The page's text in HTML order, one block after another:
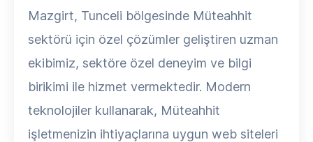
Mazgirt, Tunceli bölgesinde Müteahhit
sektörü için özel çözümler geliştiren uzman
ekibimiz, sektöre özel deneyim ve bilgi
birikimi ile hizmet vermektedir. Modern
teknolojiler kullanarak, Müteahhit
işletmenizin ihtiyaçlarına uygun web siteleri